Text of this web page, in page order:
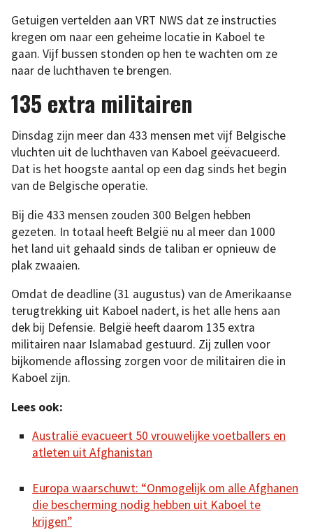
Getuigen vertelden aan VRT NWS dat ze instructies
kregen om naar een geheime locatie in Kaboel te
gaan. Vijf bussen stonden op hen te wachten om ze
naar de luchthaven te brengen.
135 extra militairen
Dinsdag zijn meer dan 433 mensen met vijf Belgische
vluchten uit de luchthaven van Kaboel geëvacueerd.
Dat is het hoogste aantal op een dag sinds het begin
van de Belgische operatie.
Bij die 433 mensen zouden 300 Belgen hebben
gezeten. In totaal heeft België nu al meer dan 1000
het land uit gehaald sinds de taliban er opnieuw de
plak zwaaien.
Omdat de deadline (31 augustus) van de Amerikaanse
terugtrekking uit Kaboel nadert, is het alle hens aan
dek bij Defensie. België heeft daarom 135 extra
militairen naar Islamabad gestuurd. Zij zullen voor
bijkomende aflossing zorgen voor de militairen die in
Kaboel zijn.
Lees ook:
Australië evacueert 50 vrouwelijke voetballers en
atleten uit Afghanistan
Europa waarschuwt: “Onmogelijk om alle Afghanen
die bescherming nodig hebben uit Kaboel te
krijgen”